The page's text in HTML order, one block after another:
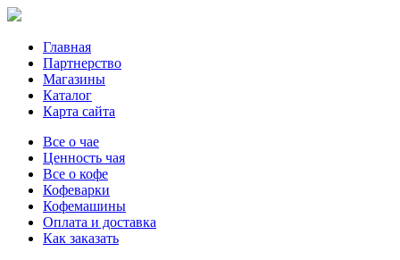
Главная
Партнерство
Магазины
Каталог
Карта сайта
Все о чае
Ценность чая
Все о кофе
Кофеварки
Кофемашины
Оплата и доставка
Как заказать